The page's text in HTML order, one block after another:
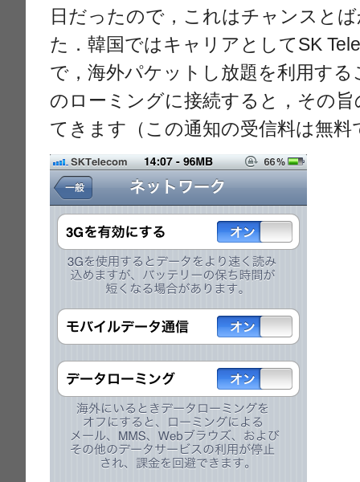
日だったので，これはチャンスと
た．韓国ではキャリアとしてSK
で，海外パケットし放題を利用す
のローミングに接続すると，その
てきます（この通知の受信料は無料